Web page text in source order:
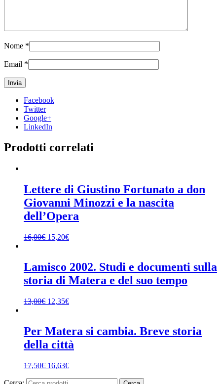
Nome *
Email *
Facebook
Twitter
Google+
LinkedIn
Prodotti correlati
Lettere di Giustino Fortunato a don
Giovanni Minozzi e la nascita
dell’Opera
16,00€ 15,20€
Lamisco 2002. Studi e documenti sulla
storia di Matera e del suo tempo
13,00€ 12,35€
Per Matera si cambia. Breve storia
della città
17,50€ 16,63€